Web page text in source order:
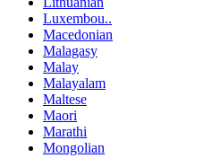
Luxembou..
Macedonian
Malagasy
Malay
Malayalam
Maltese
Maori
Marathi
Mongolian